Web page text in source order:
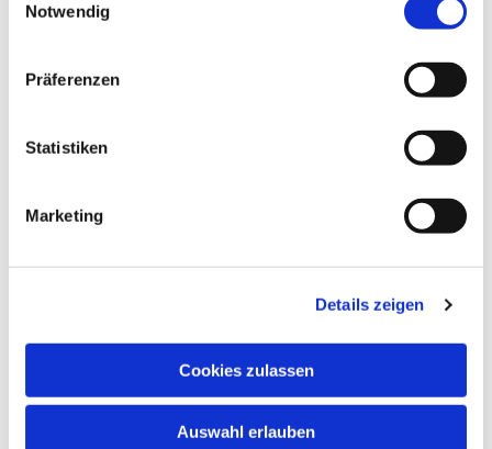
Notwendig
Präferenzen
Statistiken
Marketing
Details zeigen
Cookies zulassen
Auswahl erlauben